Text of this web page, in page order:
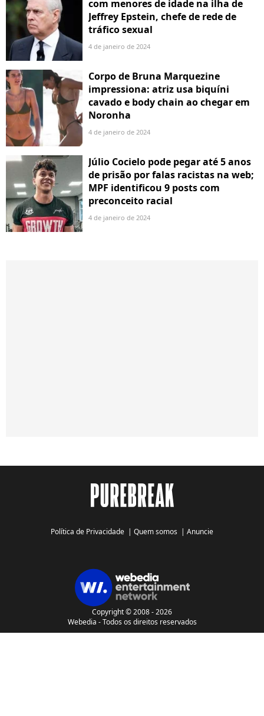
com menores de idade na ilha de
Jeffrey Epstein, chefe de rede de
tráfico sexual
4 de janeiro de 2024
Corpo de Bruna Marquezine
impressiona: atriz usa biquíni
cavado e body chain ao chegar em
Noronha
4 de janeiro de 2024
Júlio Cocielo pode pegar até 5 anos
de prisão por falas racistas na web;
MPF identificou 9 posts com
preconceito racial
4 de janeiro de 2024
Política de Privacidade | Quem somos | Anuncie
Copyright © 2008 - 2026
Webedia - Todos os direitos reservados